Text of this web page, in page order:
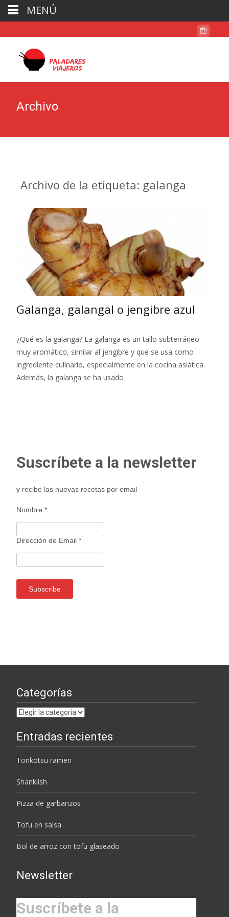
Archivo
Archivo de la etiqueta: galanga
Galanga, galangal o jengibre azul
¿Qué es la galanga? La galanga es un tallo subterráneo
muy aromático, similar al jengibre y que se usa como
ingrediente culinario, especialmente en la cocina asiática.
Además, la galanga se ha usado
Suscríbete a la newsletter
y recibe las nuevas recetas por email
Nombre *
Dirección de Email *
Categorías
Categorías
Entradas recientes
Tonkotsu ramen
Shanklish
Pizza de garbanzos
Tofu en salsa
Bol de arroz con tofu glaseado
Newsletter
Suscríbete a la
MENÚ